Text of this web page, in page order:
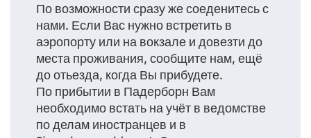
По возможности сразу же соеденитесь с
нами. Если Вас нужно встретить в
аэропорту или на вокзале и довезти до
места проживания, сообщите нам, ещё
до отьезда, когда Вы прибудете.
По прибытии в Падерборн Вам
необходимо встать на учёт в ведомстве
по делам иностранцев и в